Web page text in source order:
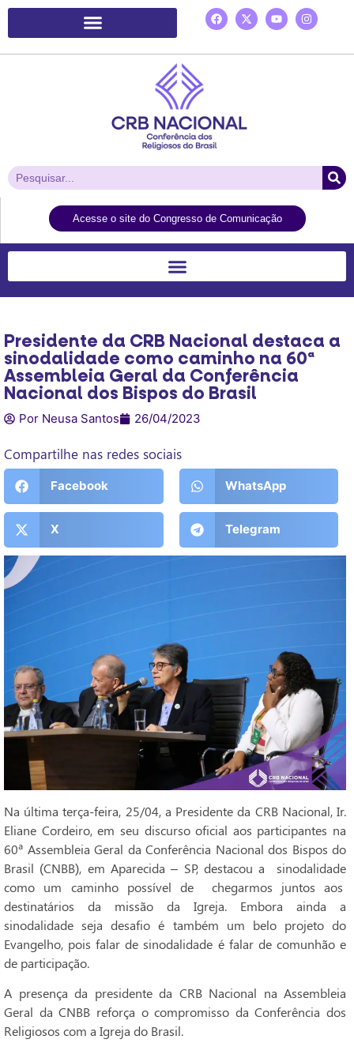
Acesse o site do Congresso de Comunicação
Presidente da CRB Nacional destaca a
sinodalidade como caminho na 60ª
Assembleia Geral da Conferência
Nacional dos Bispos do Brasil
Por Neusa Santos 26/04/2023
Compartilhe nas redes sociais
Facebook WhatsApp
X Telegram
Na última terça-feira, 25/04, a Presidente da CRB Nacional, Ir.
Eliane Cordeiro, em seu discurso oficial aos participantes na
60ª Assembleia Geral da Conferência Nacional dos Bispos do
Brasil (CNBB), em Aparecida – SP, destacou a sinodalidade
como um caminho possível de chegarmos juntos aos
destinatários da missão da Igreja. Embora ainda a
sinodalidade seja desafio é também um belo projeto do
Evangelho, pois falar de sinodalidade é falar de comunhão e
de participação.
A presença da presidente da CRB Nacional na Assembleia
Geral da CNBB reforça o compromisso da Conferência dos
Religiosos com a Igreja do Brasil.